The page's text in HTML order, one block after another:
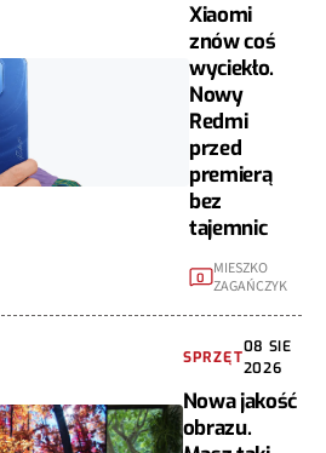
Xiaomi
znów coś
wyciekło.
Nowy
Redmi
przed
premierą
bez
tajemnic
0
MIESZKO
ZAGAŃCZYK
SPRZĘT
08 SIE
2026
Nowa jakość
obrazu.